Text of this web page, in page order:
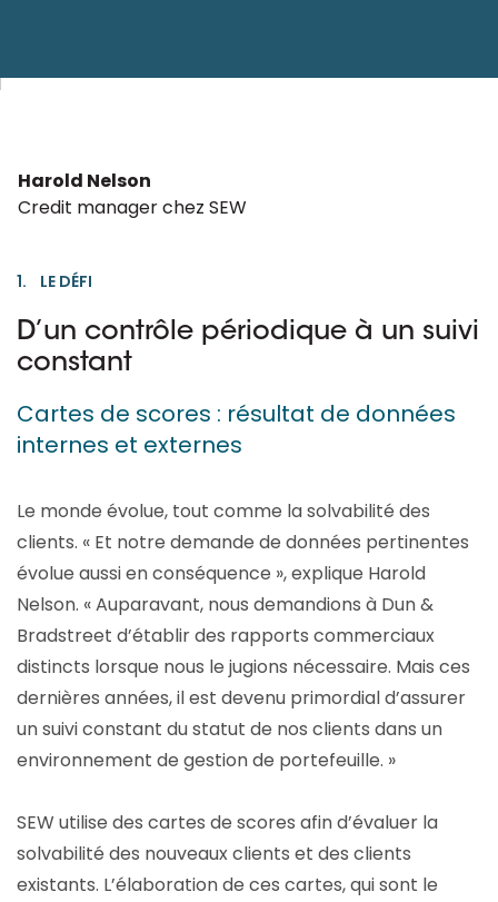
Harold Nelson
Credit manager chez SEW
1. LE DÉFI
D’un contrôle périodique à un suivi
constant
Cartes de scores : résultat de données
internes et externes
Le monde évolue, tout comme la solvabilité des
clients. « Et notre demande de données pertinentes
évolue aussi en conséquence », explique Harold
Nelson. « Auparavant, nous demandions à Dun &
Bradstreet d’établir des rapports commerciaux
distincts lorsque nous le jugions nécessaire. Mais ces
dernières années, il est devenu primordial d’assurer
un suivi constant du statut de nos clients dans un
environnement de gestion de portefeuille. »
SEW utilise des cartes de scores afin d’évaluer la
solvabilité des nouveaux clients et des clients
existants. L’élaboration de ces cartes, qui sont le